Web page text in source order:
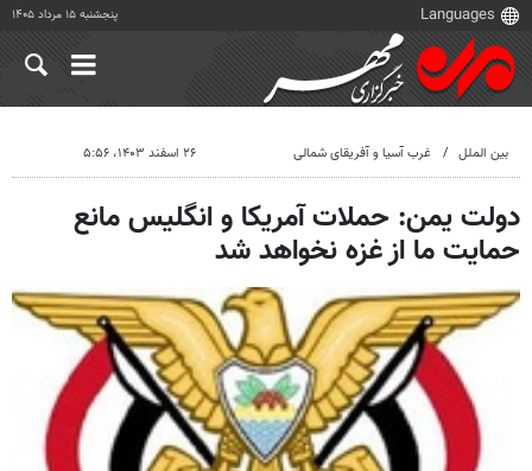
پنجشنبه ۱۵ مرداد ۱۴۰۵
بین الملل غرب آسیا و آفریقای شمالی ۲۶ اسفند ۱۴۰۳، ۵:۵۶
دولت یمن: حملات آمریکا و انگلیس مانع
حمایت ما از غزه نخواهد شد